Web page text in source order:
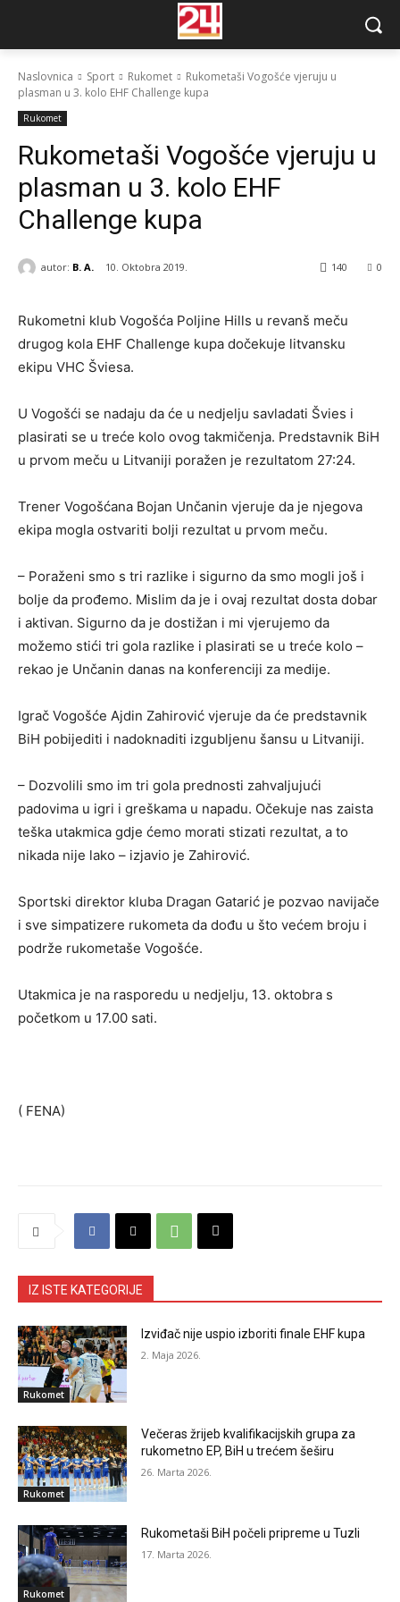
Naslovnica Sport Rukomet
Rukometaši Vogošće vjeruju u
plasman u 3. kolo EHF Challenge kupa
Rukomet
Rukometaši Vogošće vjeruju u
plasman u 3. kolo EHF
Challenge kupa
autor: B. A. 10. Oktobra 2019. 0
140
Rukometni klub Vogošća Poljine Hills u revanš meču
drugog kola EHF Challenge kupa dočekuje litvansku
ekipu VHC Šviesa.
U Vogošći se nadaju da će u nedjelju savladati Švies i
plasirati se u treće kolo ovog takmičenja. Predstavnik BiH
u prvom meču u Litvaniji poražen je rezultatom 27:24.
Trener Vogošćana Bojan Unčanin vjeruje da je njegova
ekipa mogla ostvariti bolji rezultat u prvom meču.
– Poraženi smo s tri razlike i sigurno da smo mogli još i
bolje da prođemo. Mislim da je i ovaj rezultat dosta dobar
i aktivan. Sigurno da je dostižan i mi vjerujemo da
možemo stići tri gola razlike i plasirati se u treće kolo –
rekao je Unčanin danas na konferenciji za medije.
Igrač Vogošće Ajdin Zahirović vjeruje da će predstavnik
BiH pobijediti i nadoknaditi izgubljenu šansu u Litvaniji.
– Dozvolili smo im tri gola prednosti zahvaljujući
padovima u igri i greškama u napadu. Očekuje nas zaista
teška utakmica gdje ćemo morati stizati rezultat, a to
nikada nije lako – izjavio je Zahirović.
Sportski direktor kluba Dragan Gatarić je pozvao navijače
i sve simpatizere rukometa da dođu u što većem broju i
podrže rukometaše Vogošće.
Utakmica je na rasporedu u nedjelju, 13. oktobra s
početkom u 17.00 sati.
( FENA)
IZ ISTE KATEGORIJE
Rukomet
Izviđač nije uspio izboriti finale EHF kupa
2. Maja 2026.
Rukomet
Večeras žrijeb kvalifikacijskih grupa za
rukometno EP, BiH u trećem šeširu
26. Marta 2026.
Rukomet
Rukometaši BiH počeli pripreme u Tuzli
17. Marta 2026.